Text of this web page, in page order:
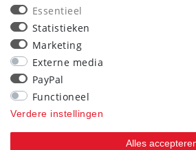
Essentieel
Statistieken
Marketing
Externe media
PayPal
Functioneel
Verdere instellingen
Alles
trees were planted